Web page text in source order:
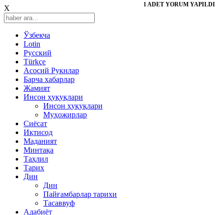
X
Ўзбекча
Lotin
Русский
Türkçe
Асосий Рукнлар
Барча хабарлар
Жамият
Инсон ҳуқуқлари
Инсон ҳуқуқлари
Муҳожирлар
Сиёсат
Иқтисод
Mаданият
Минтақа
Таҳлил
Тарих
Дин
Дин
Пайғамбарлар тарихи
Тасаввуф
Адабиёт
1 ADET YORUM YAPILDI